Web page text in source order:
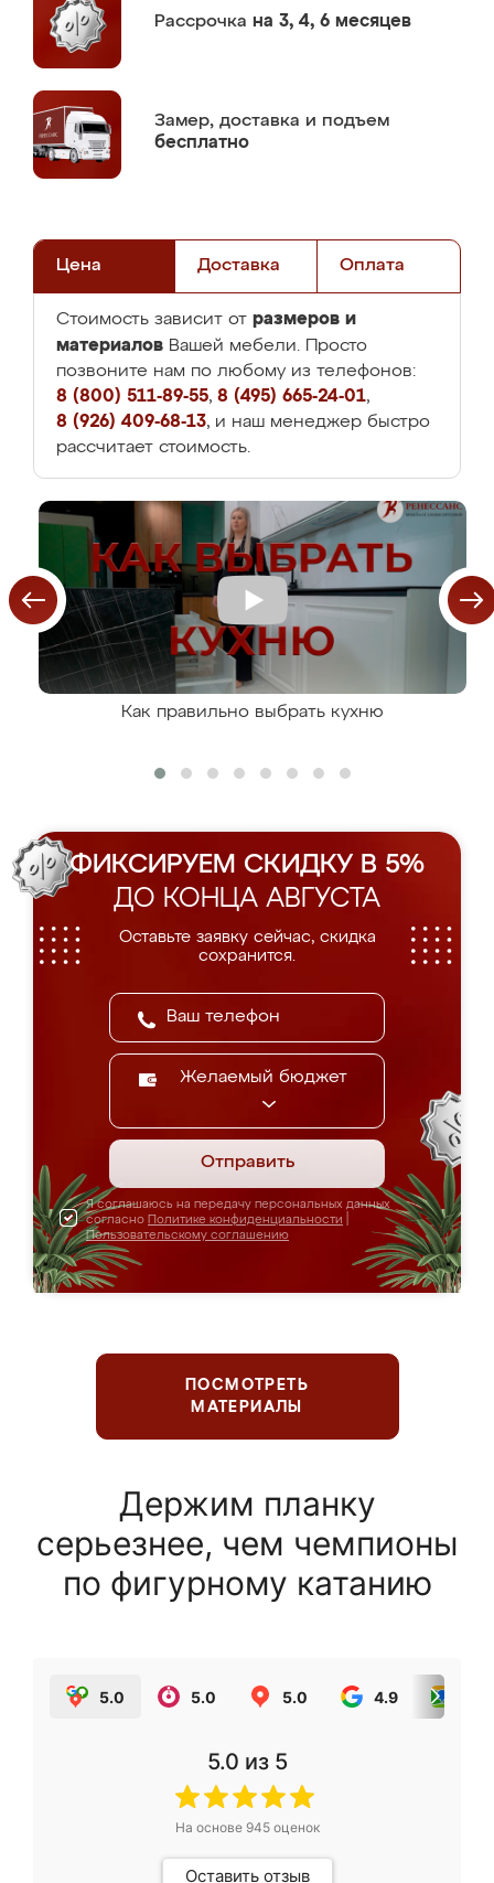
Рассрочка на 3, 4, 6 месяцев
Замер, доставка и подъем
бесплатно
Цена Доставка Оплата
Стоимость зависит от размеров и
материалов Вашей мебели. Просто
позвоните нам по любому из телефонов:
8 (800) 511-89-55, 8 (495) 665-24-01,
8 (926) 409-68-13, и наш менеджер быстро
рассчитает стоимость.
Как правильно выбрать кухню
ФИКСИРУЕМ СКИДКУ В 5%
ДО КОНЦА АВГУСТА
Оставьте заявку сейчас, скидка
сохранится.
Желаемый бюджет
Отправить
Я соглашаюсь на передачу персональных данных
согласно Политике конфиденциальности
Пользовательскому соглашению
ПОСМОТРЕТЬ
МАТЕРИАЛЫ
Держим планку
серьезнее, чем чемпионы
по фигурному катанию
5.0 5.0 5.0 4.9
5.0 из 5
На основе 945оценок
Оставить отзыв